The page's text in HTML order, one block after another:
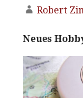
Robert
Neues